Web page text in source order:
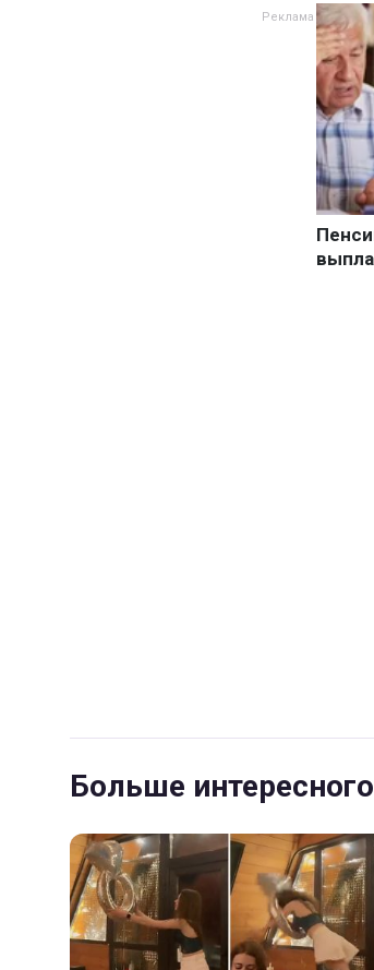
Больше интересного